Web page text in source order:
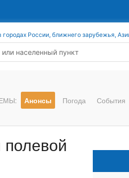
городах России, ближнего зарубежья,
Анонсы Погода События